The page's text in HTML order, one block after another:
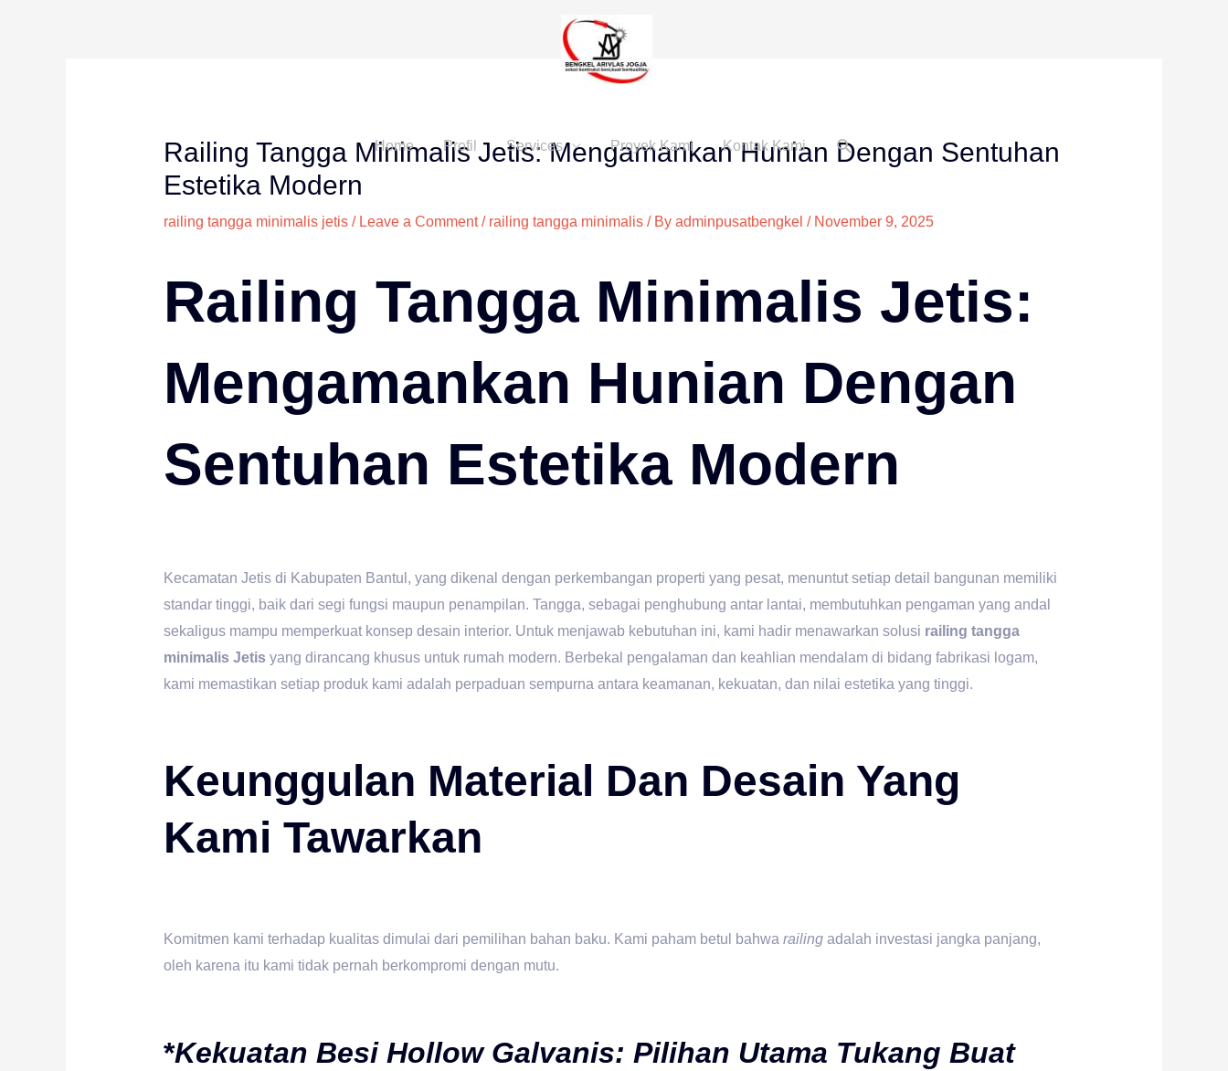
Home Profil Services Proyek Kami Kontak Kami Search
Railing Tangga Minimalis Jetis: Mengamankan Hunian Dengan Sentuhan
Estetika Modern
railing tangga minimalis jetis/ Leave a Comment / railing tangga minimalis/ By adminpusatbengkel / November 9, 2025
Railing Tangga Minimalis Jetis:
Mengamankan Hunian Dengan
Sentuhan Estetika Modern
Kecamatan Jetis di Kabupaten Bantul, yang dikenal dengan perkembangan properti yang pesat, menuntut setiap detail bangunan memiliki
standar tinggi, baik dari segi fungsi maupun penampilan. Tangga, sebagai penghubung antar lantai, membutuhkan pengaman yang andal
sekaligus mampu memperkuat konsep desain interior. Untuk menjawab kebutuhan ini, kami hadir menawarkan solusi railing tangga
minimalis Jetisyang dirancang khusus untuk rumah modern. Berbekal pengalaman dan keahlian mendalam di bidang fabrikasi logam,
kami memastikan setiap produk kami adalah perpaduan sempurna antara keamanan, kekuatan, dan nilai estetika yang tinggi.
Keunggulan Material Dan Desain Yang
Kami Tawarkan
Komitmen kami terhadap kualitas dimulai dari pemilihan bahan baku. Kami paham betul bahwa railingadalah investasi jangka panjang,
oleh karena itu kami tidak pernah berkompromi dengan mutu.
*Kekuatan Besi Hollow Galvanis: Pilihan Utama Tukang Buat